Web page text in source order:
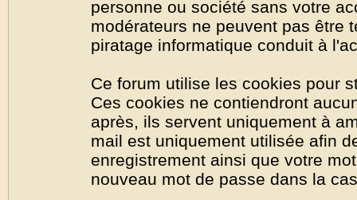
personne ou société sans votre
modérateurs ne peuvent pas être
piratage informatique conduit à
Ce forum utilise les cookies pour
Ces cookies ne contiendront
après, ils servent uniquement à
mail est uniquement utilisée afin
enregistrement ainsi que votre
nouveau mot de passe dans la